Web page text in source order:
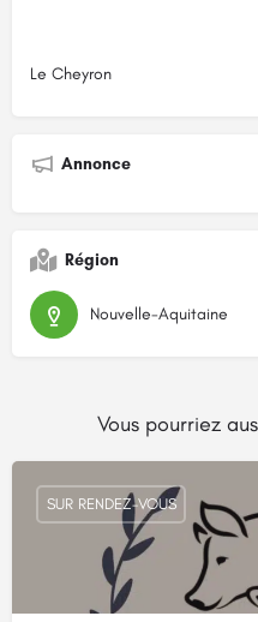
Le Cheyron
Annonce
Région
Nouvelle-Aquitaine
Vous pourriez
SUR RENDEZ-VOUS